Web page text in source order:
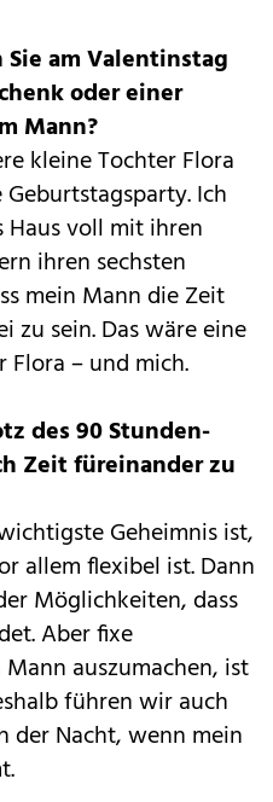
Sie am Valentinstag
oder einer
Mann?
kleine Tochter Flora
Ich
Haus voll mit ihren
ihren sechsten
mein Mann die Zeit
zu sein. Das wäre eine
Flora – und mich.
des 90 Stunden-
Zeit füreinander zu
Geheimnis ist,
allem flexibel ist. Dann
Möglichkeiten, dass
Aber fixe
auszumachen, ist
führen wir auch
der Nacht, wenn mein